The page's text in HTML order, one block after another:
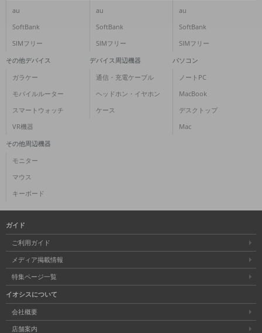
au
SoftBank
SIMフリー
au
SoftBank
SIMフリー
au
SoftBank
SIMフリー
その他デバイス
ガラケー
モバイルルーター
スマートウォッチ
VR機器
デバイス周辺機器
通信・充電ケーブル
ヘッドホン・イヤホン
ケース
パソコン
ノートPC
MacBook
デスクトップ
Mac
その他周辺機器
モニター
マウス
キーボード
ガイド
ご利用ガイド
メディア掲載情報
特集ページ一覧
イオシスについて
会社概要
店舗案内
年 月 まで
各項目のチェックボックスは「or検索」となります。
ただし機能別のみ「and検索」となります。